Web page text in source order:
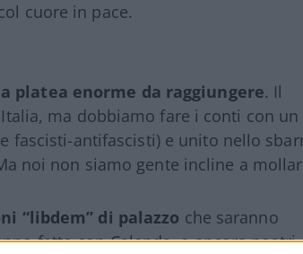
cuore in pace.
platea enorme da raggiungere. Il
ma dobbiamo fare i conti con un
fascisti-antifascisti) e unito nello
noi non siamo gente incline a
“libdem” di palazzo che saranno
fatto con Calenda, e ancora nostri